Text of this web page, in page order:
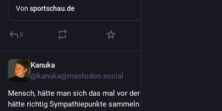
Von sportschau.de
0
Kanuka
@kanuka@mastodon.social
Mensch, hätte man sich das mal vor der WM getraut, man
hätte richtig Sympathiepunkte sammeln können.